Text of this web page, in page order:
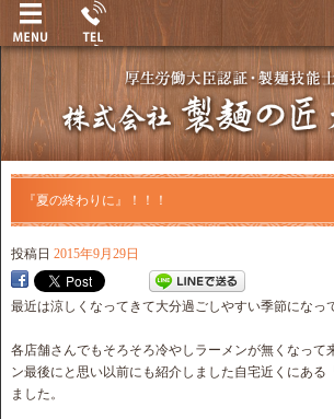
『夏の終わりに』！！！
投稿日 2015年9月29日
最近は涼しくなってきて大分過ごしやすい季節になっ
各店舗さんでもそろそろ冷やしラーメンが無くなって
ン最後にと思い以前にも紹介しました自宅近くにある
ました。